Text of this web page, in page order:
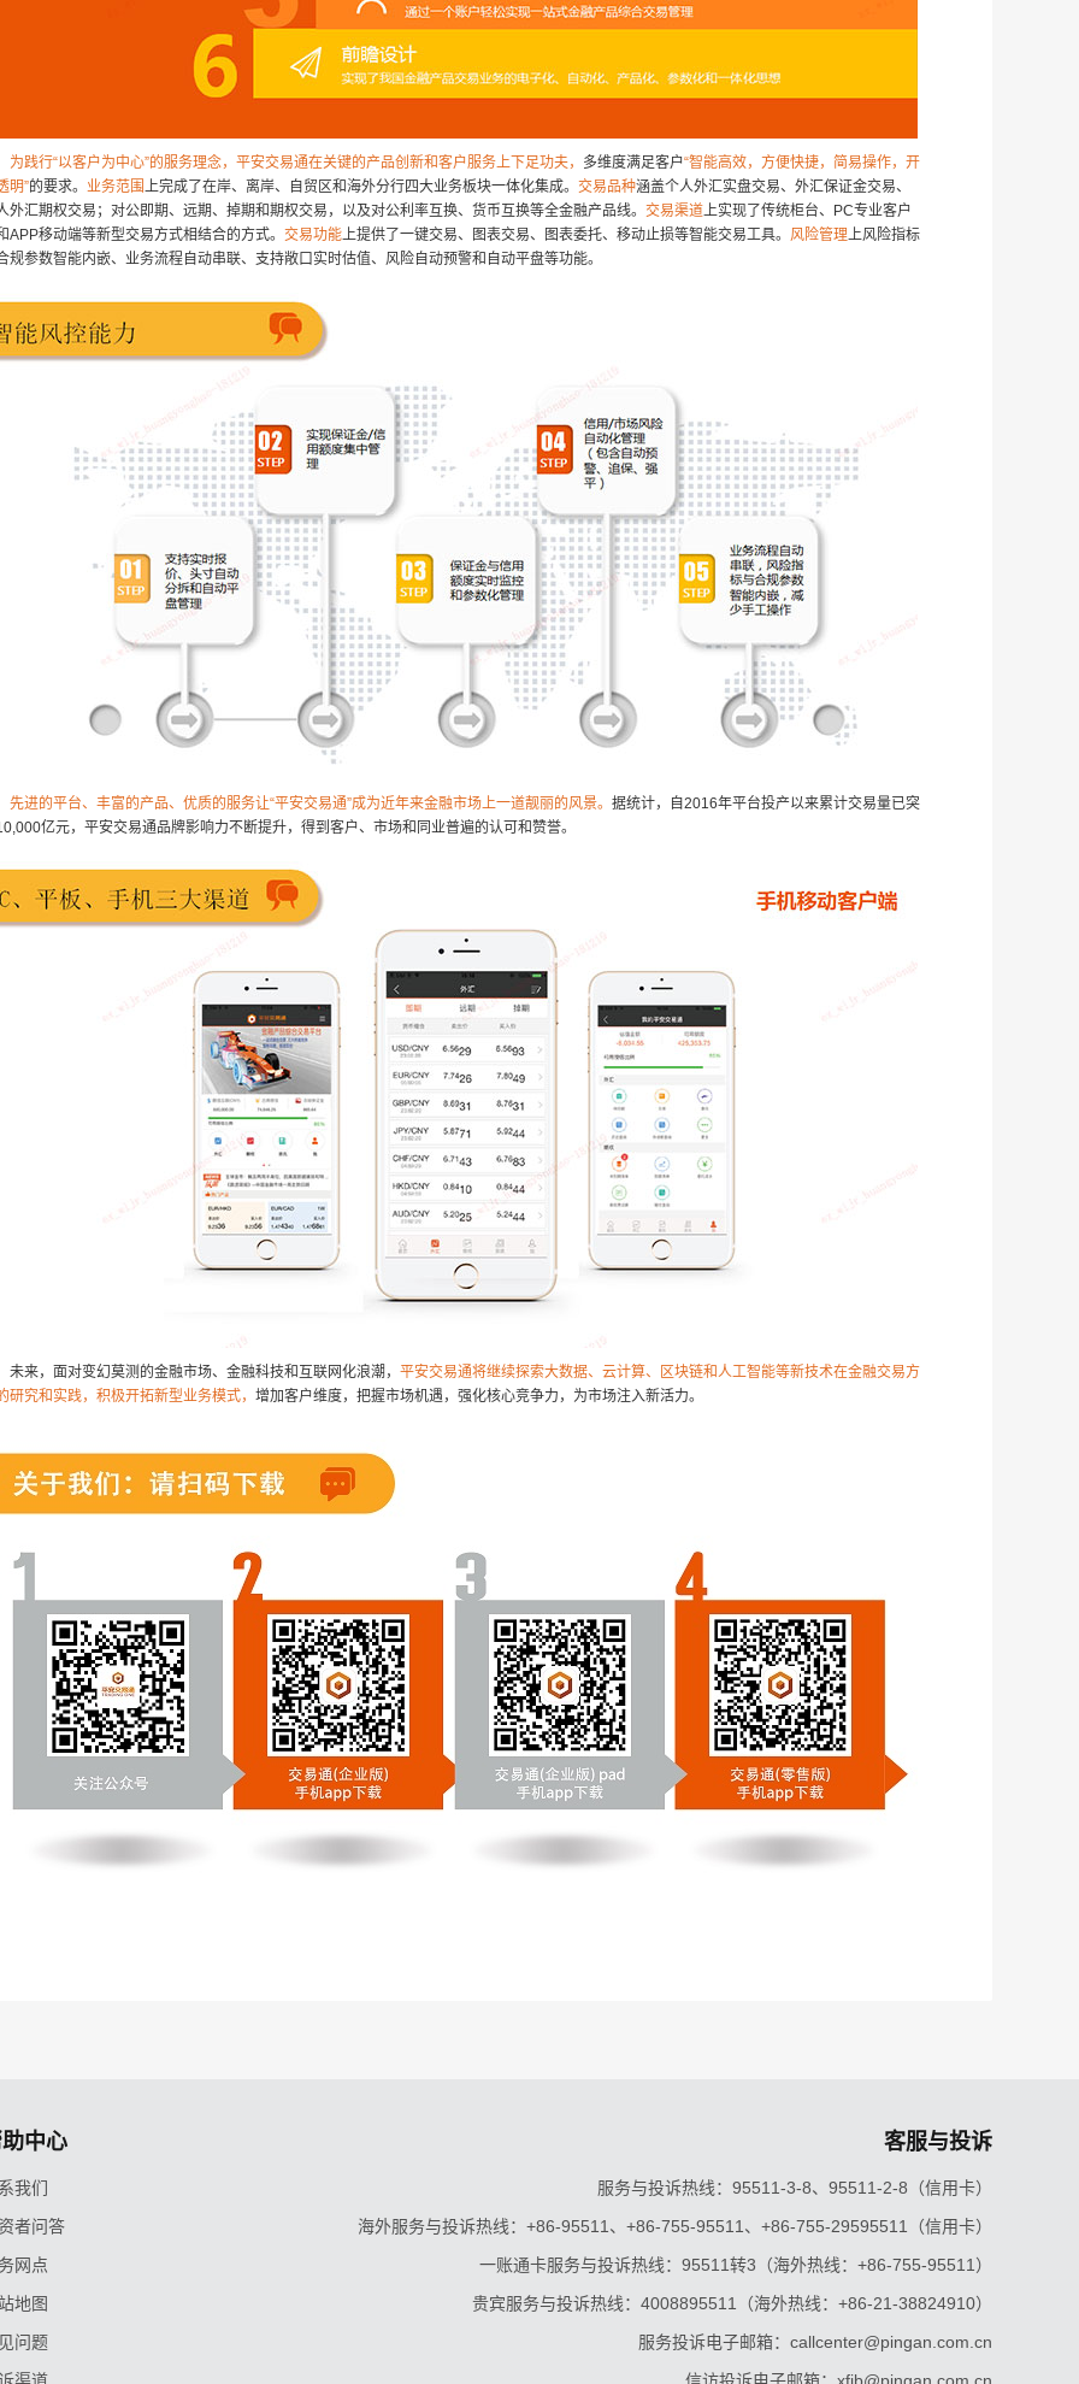
为践行“以客户为中心”的服务理念，平安交易通在关键的产品创新和客户服务上下足功夫， 多维度满足客户“智能高效，方便快捷，简易操作，开
明”的要求。 业务范围上完成了在岸、离岸、自贸区和海外分行四大业务板块一体化集成。 交易品种涵盖个人外汇实盘交易、外汇保证金交易、
外汇期权交易；对公即期、远期、掉期和期权交易，以及对公利率互换、货币互换等全金融产品线。 交易渠道上实现了传统柜台、PC专业客户
APP移动端等新型交易方式相结合的方式。 交易功能上提供了一键交易、图表交易、图表委托、移动止损等智能交易工具。 风险管理上风险指标
规参数智能内嵌、业务流程自动串联、支持敞口实时估值、风险自动预警和自动平盘等功能。
先进的平台、丰富的产品、优质的服务让“平安交易通”成为近年来金融市场上一道靓丽的风景。 据统计，自2016年平台投产以来累计交易量已突
亿元，平安交易通品牌影响力不断提升，得到客户、市场和同业普遍的认可和赞誉。
未来，面对变幻莫测的金融市场、金融科技和互联网化浪潮， 平安交易通将继续探索大数据、云计算、区块链和人工智能等新技术在金融交易方
研究和实践，积极开拓新型业务模式， 增加客户维度，把握市场机遇，强化核心竞争力，为市场注入新活力。
中心
我们
者问答
网点
地图
问题
客服与投诉
服务与投诉热线：95511-3-8、95511-2-8（信用卡）
海外服务与投诉热线：+86-95511、+86-755-95511、+86-755-29595511（信用卡）
一账通卡服务与投诉热线：95511转3（海外热线：+86-755-95511）
贵宾服务与投诉热线：4008895511（海外热线：+86-21-38824910）
服务投诉电子邮箱：callcenter@pingan.com.cn